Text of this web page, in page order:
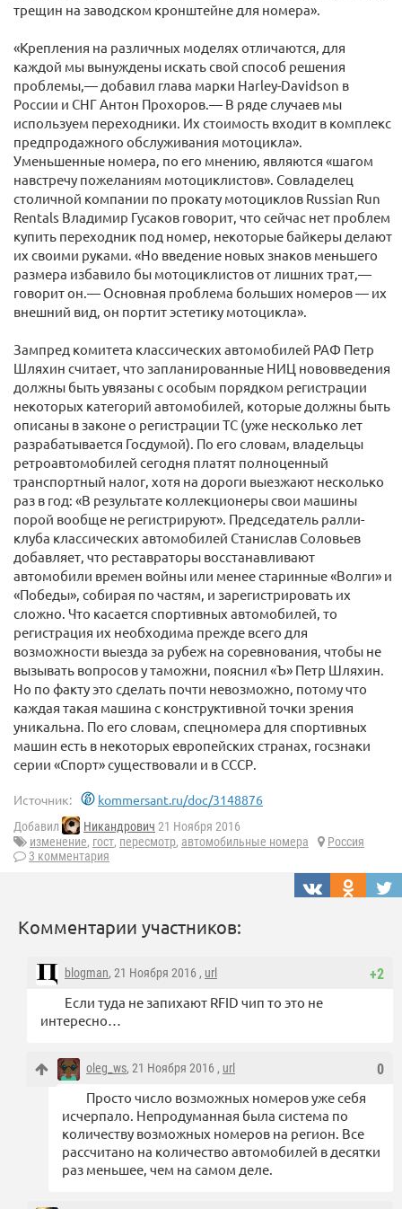
трещин на заводском кронштейне для номера».
«Крепления на различных моделях отличаются, для
каждой мы вынуждены искать свой способ решения
проблемы,— добавил глава марки Harley-Davidson в
России и СНГ Антон Прохоров.— В ряде случаев мы
используем переходники. Их стоимость входит в комплекс
предпродажного обслуживания мотоцикла».
Уменьшенные номера, по его мнению, являются «шагом
навстречу пожеланиям мотоциклистов». Совладелец
столичной компании по прокату мотоциклов Russian Run
Rentals Владимир Гусаков говорит, что сейчас нет проблем
купить переходник под номер, некоторые байкеры делают
их своими руками. «Но введение новых знаков меньшего
размера избавило бы мотоциклистов от лишних трат,—
говорит он.— Основная проблема больших номеров — их
внешний вид, он портит эстетику мотоцикла».
Зампред комитета классических автомобилей РАФ Петр
Шляхин считает, что запланированные НИЦ нововведения
должны быть увязаны с особым порядком регистрации
некоторых категорий автомобилей, которые должны быть
описаны в законе о регистрации ТС (уже несколько лет
разрабатывается Госдумой). По его словам, владельцы
ретроавтомобилей сегодня платят полноценный
транспортный налог, хотя на дороги выезжают несколько
раз в год: «В результате коллекционеры свои машины
порой вообще не регистрируют». Председатель ралли-
клуба классических автомобилей Станислав Соловьев
добавляет, что реставраторы восстанавливают
автомобили времен войны или менее старинные «Волги» и
«Победы», собирая по частям, и зарегистрировать их
сложно. Что касается спортивных автомобилей, то
регистрация их необходима прежде всего для
возможности выезда за рубеж на соревнования, чтобы не
вызывать вопросов у таможни, пояснил «Ъ» Петр Шляхин.
Но по факту это сделать почти невозможно, потому что
каждая такая машина с конструктивной точки зрения
уникальна. По его словам, спецномера для спортивных
машин есть в некоторых европейских странах, госзнаки
серии «Спорт» существовали и в СССР.
Источник: kommersant.ru/doc/3148876
Добавил Никандрович 21 Ноября 2016
изменение, гост, пересмотр, автомобильные номера
Россия
3 комментария
Комментарии участников:
+2
blogman, 21 Ноября 2016 , url
Если туда не запихают RFID чип то это не
интересно…
0
oleg_ws, 21 Ноября 2016 , url
Просто число возможных номеров уже себя
исчерпало. Непродуманная была система по
количеству возможных номеров на регион. Все
рассчитано на количество автомобилей в десятки
раз меньшее, чем на самом деле.